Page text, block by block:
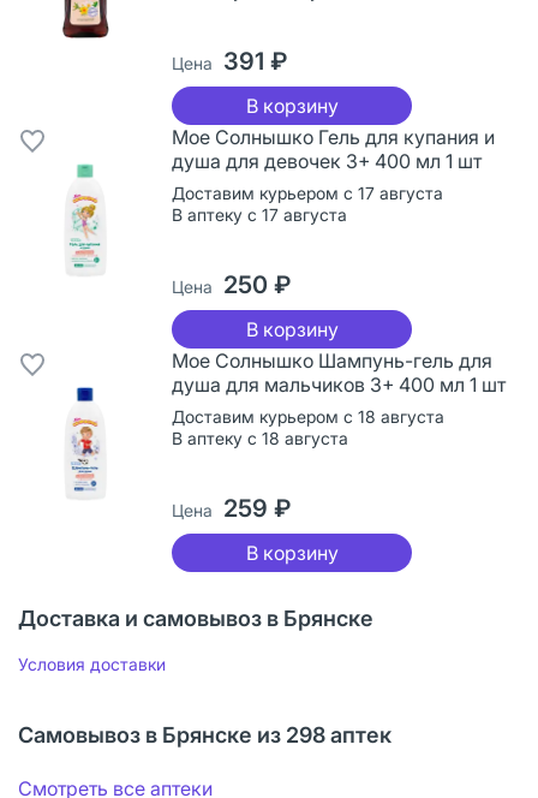
Цена 391 ₽
В корзину
Мое Солнышко Гель для купания и
душа для девочек 3+ 400 мл 1 шт
Доставим курьером с 17 августа
В аптеку с 17 августа
Цена 250 ₽
В корзину
Мое Солнышко Шампунь-гель для
душа для мальчиков 3+ 400 мл 1 шт
Доставим курьером с 18 августа
В аптеку с 18 августа
Цена 259 ₽
В корзину
Доставка и самовывоз в Брянске
Условия доставки
Самовывоз в Брянске из 298 аптек
Смотреть все аптеки